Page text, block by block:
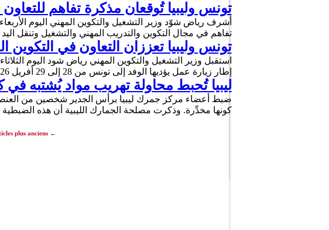
تونس وليبيا تُوقعان مذكرة تفاهم
تفاهم في مجال التكوين والتدريب المهني والتشغيل وتنقل
تونس وليبيا تعززان التعاون في
استقبل وزير التشغيل والتكوين المهني رياض شود اليوم
إطار زيارة عمل يؤديها الوفد إلى تونس من 28 إلى 29 أفريل 2026. ويتضمن برنامج الزيارة …
ليبيا تُحبط محاولة تهريب مواد يُشتبه
ضبط أعضاء مركز جمرك ليبيا برأس الجدير شخصين من العنصر
كونها مخدِّرة. وذكرت مصلحة الجمارك الليبية أن هذه
←
Articles plus anciens